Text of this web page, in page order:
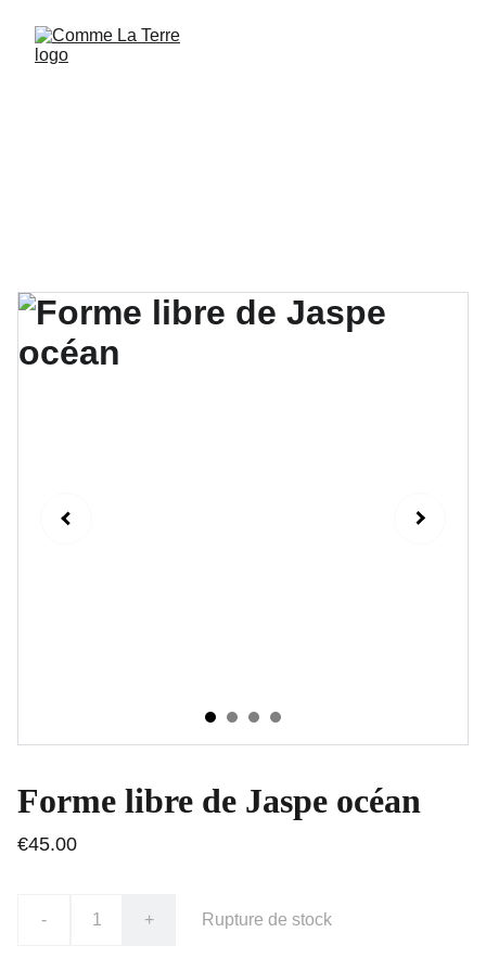
Forme libre de Jaspe océan
€45.00
- + Rupture de stock